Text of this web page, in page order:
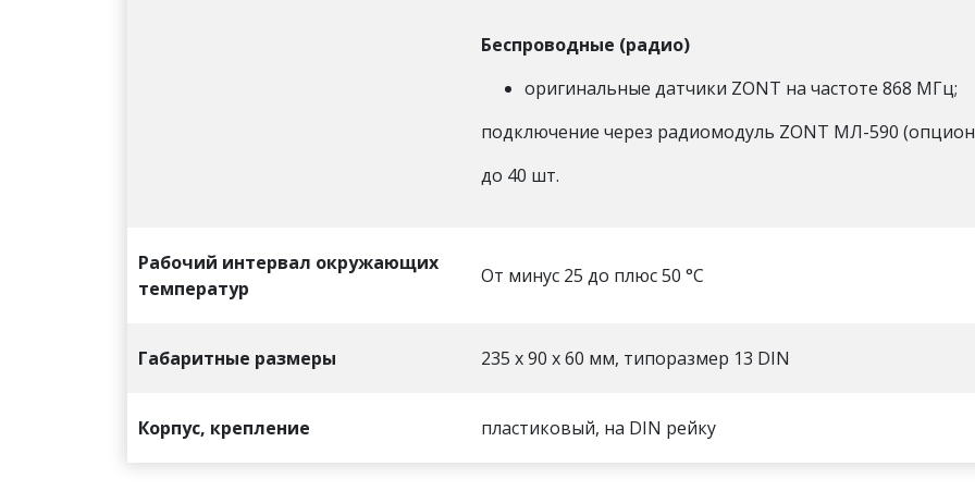
Беспроводные (радио)
оригинальные датчики ZONT на частоте 868 МГц;
подключение через радиомодуль ZONT МЛ-590
до 40 шт.
Рабочий интервал окружающих
температур
От минус 25 до плюс 50 °С
Габаритные размеры 235 х 90 х 60 мм, типоразмер 13 DIN
Корпус, крепление пластиковый, на DIN рейку